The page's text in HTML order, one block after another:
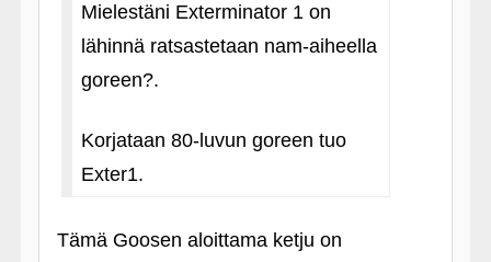
Mielestäni Exterminator 1 on
lähinnä ratsastetaan nam-aiheella
goreen?.
Korjataan 80-luvun goreen tuo
Exter1.
Tämä Goosen aloittama ketju on